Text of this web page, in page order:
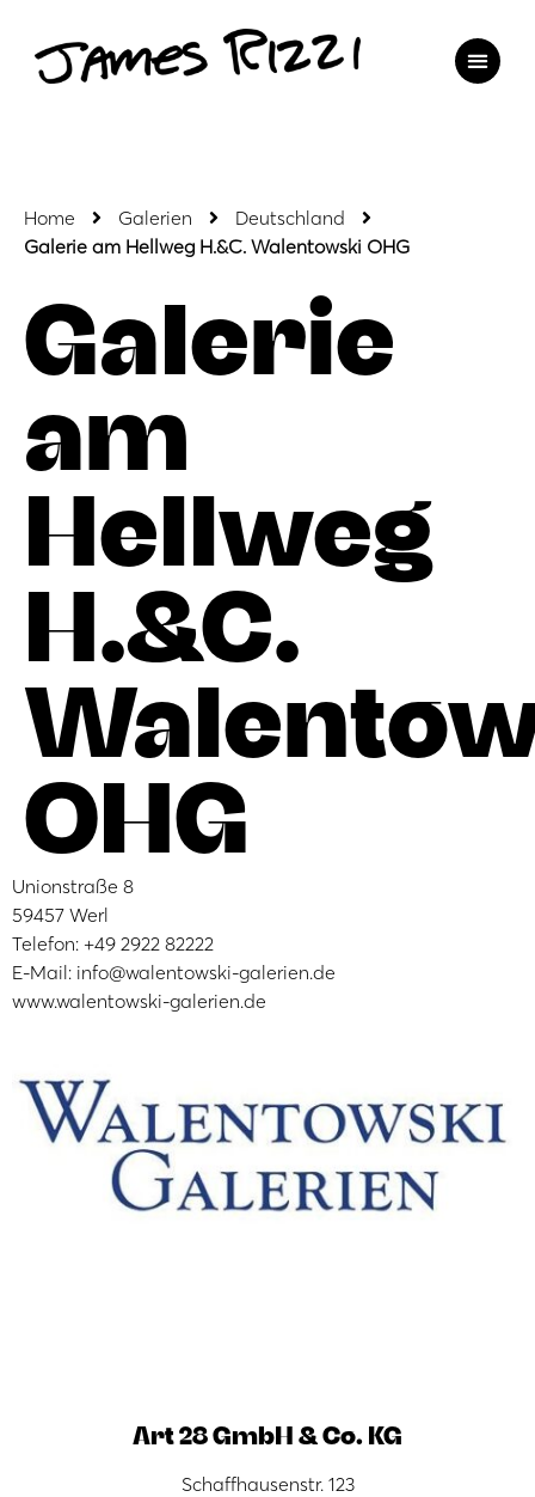
Home Galerien
Deutschland
Galerie am Hellweg H.&C. Walentowski OHG
Galerie
am
Hellweg
H.&C.
OHG
Unionstraße 8
59457 Werl
Telefon: +49 2922 82222
E-Mail: info@walentowski-galerien.de
www.walentowski-galerien.de
Art 28 GmbH & Co. KG
Schaffhausenstr. 123